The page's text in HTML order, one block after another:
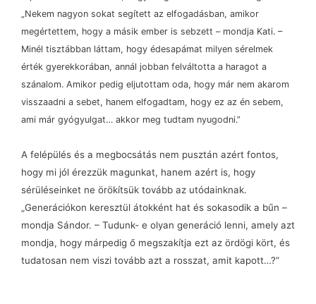
„Nekem nagyon sokat segített az elfogadásban, amikor
megértettem, hogy a másik ember is sebzett –mondja Kati. –
Minél tisztábban láttam, hogy édesapámat milyen sérelmek
érték gyerekkorában, annál jobban felváltotta a haragot a
szánalom. Amikor pedig eljutottam oda, hogy már nem akarom
visszaadni a sebet, hanem elfogadtam, hogy ez az én sebem,
ami már gyógyulgat… akkor meg tudtam nyugodni.”
A felépülés és a megbocsátás nem pusztán azért fontos,
hogy mi jól érezzük magunkat, hanem azért is, hogy
sérüléseinket ne örökítsük tovább az utódainknak.
„Generációkon keresztül átokként hat és sokasodik a bűn –
mondja Sándor. – Tudunk- e olyan generáció lenni, amely azt
mondja, hogy márpedig ő megszakítja ezt az ördögi kört, és
tudatosan nem viszi tovább azt a rosszat, amit kapott…?”